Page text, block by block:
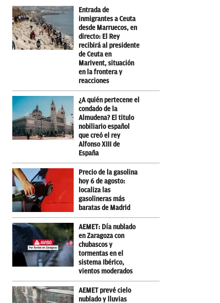
Entrada de
inmigrantes a Ceuta
desde Marruecos, en
directo: El Rey
recibirá al presidente
de Ceuta en
Marivent, situación
en la frontera y
reacciones
¿A quién pertecene el
condado de la
Almudena? El titulo
nobiliario español
que creó el rey
Alfonso XIII de
España
Precio de la gasolina
hoy 6 de agosto:
localiza las
gasolineras más
baratas de Madrid
AEMET: Día nublado
en Zaragoza con
chubascos y
tormentas en el
sistema Ibérico,
vientos moderados
AEMET prevé cielo
nublado y lluvias